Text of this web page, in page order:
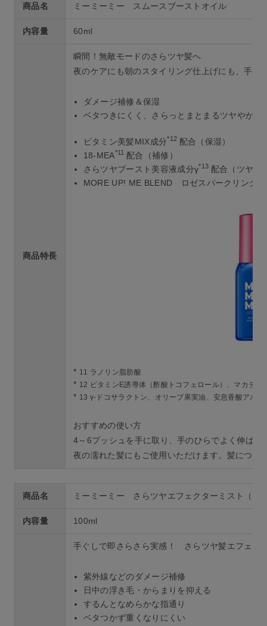
商品名 ミーミーミー スムースブーストオイル
内容量 60ml
商品特長
瞬間！無敵モードのさらツヤ髪へ
夜のケアにも朝のスタイリング仕上げにも、手肌
ダメージ補修＆保湿
ベタつきにくく、さらっとまとまるツヤやかな
ビタミン美髪MIX成分*12 配合（保湿）
18-MEA*11 配合（補修）
さらツヤブースト美容液成分γ*13 配合（ツヤ付
MORE UP! ME BLEND ロゼスパークリング×
* 11 ラノリン脂肪酸
* 12 ビタミンE誘導体（酢酸トコフェロール）、マカデミ
* 13 γ-ドコサラクトン、オリーブ果実油、安息香酸アル
おすすめの使い方
4～6プッシュを手に取り、手のひらでよく伸ばし
夜の濡れた髪にもご使用いただけます。髪につ
商品名 ミーミーミー さらツヤエフェクターミスト（ス
内容量 100ml
手ぐしで即さらさら実感！ さらツヤ髪エフェク
紫外線などのダメージ補修
日中の浮き毛・からまりを抑える
するんとなめらかな指通り
ベタつかず重くなりにくい